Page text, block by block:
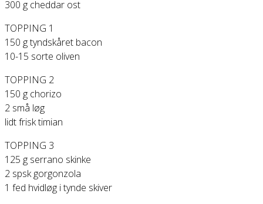
300 g cheddar ost
TOPPING 1
150 g tyndskåret bacon
10-15 sorte oliven
TOPPING 2
150 g chorizo
2 små løg
lidt frisk timian
TOPPING 3
125 g serrano skinke
2 spsk gorgonzola
1 fed hvidløg i tynde skiver